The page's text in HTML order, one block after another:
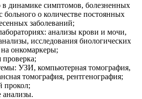
динамике симптомов, болезненных
больного о количестве постоянных
заболеваний;
анализы крови и мочи,
исследования биологических
онкомаркеры;
проверка;
УЗИ, компьютерная томография,
томография, рентгенография;
прокол;
анализы.